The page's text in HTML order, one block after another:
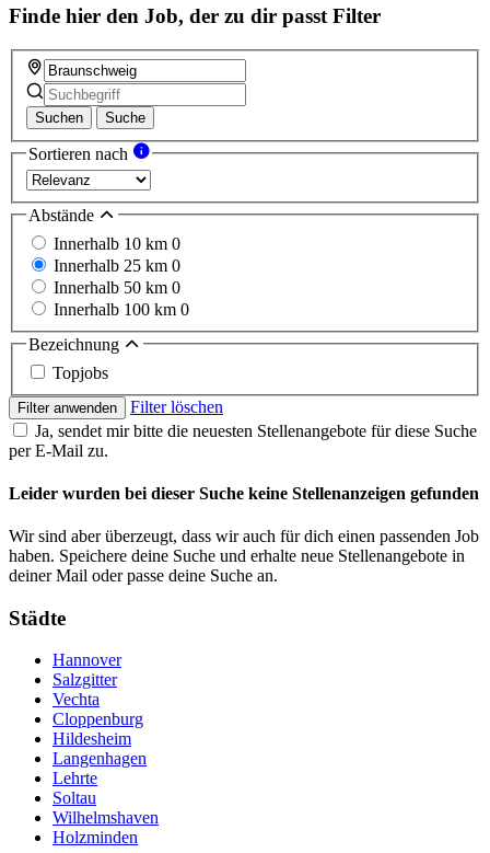
Finde hier den Job, der zu dir passt Filter
Suchen Suche
Sortieren nach
Abstände
Innerhalb 10 km 0
Innerhalb 25 km 0
Innerhalb 50 km 0
Innerhalb 100 km 0
Bezeichnung
Topjobs
Filter anwenden
Filter löschen
Ja, sendet mir bitte die neuesten Stellenangebote für diese Suche
per E-Mail zu.
Leider wurden bei dieser Suche keine Stellenanzeigen gefunden
Wir sind aber überzeugt, dass wir auch für dich einen passenden Job
haben. Speichere deine Suche und erhalte neue Stellenangebote in
deiner Mail oder passe deine Suche an.
Städte
Hannover
Salzgitter
Vechta
Cloppenburg
Hildesheim
Langenhagen
Lehrte
Soltau
Wilhelmshaven
Holzminden